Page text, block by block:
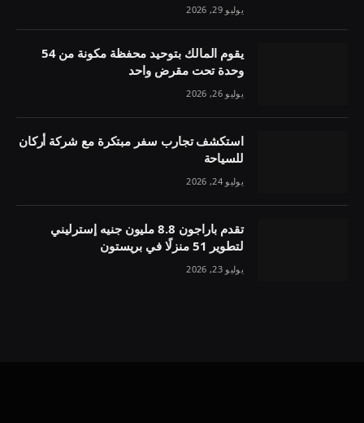
يوليو 29, 2026
يقوم المالك بتوحيد محفظة مكونة من 54
وحدة تحت مقرض واحد
يوليو 26, 2026
استكشف تجارب سفر مبتكرة مع شركة أركان
للسياحة
يوليو 24, 2026
تقدم باراجون 8.8 مليون جنيه إسترليني
لتطوير 51 منزلًا في بريستون
يوليو 23, 2026